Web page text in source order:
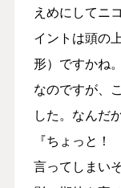
えめにしてニ
イントは頭の
形）ですかね
なのですが、
した。なんだ
『ちょっと
言ってしまい